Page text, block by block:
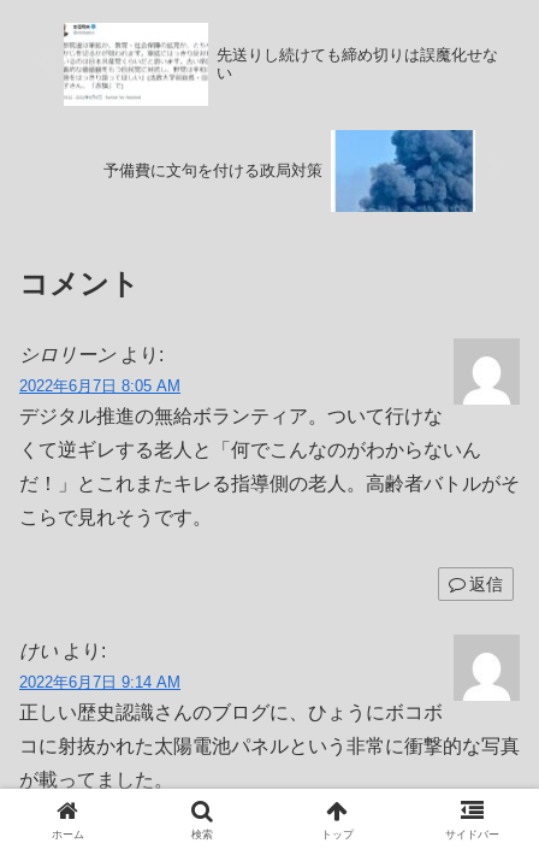
先送りし続けても締め切りは誤魔化せな
い
予備費に文句を付ける政局対策
コメント
シロリーン より:
2022年6月7日 8:05 AM
デジタル推進の無給ボランティア。ついて行けな
くて逆ギレする老人と「何でこんなのがわからないん
だ！」とこれまたキレる指導側の老人。高齢者バトルがそ
こらで見れそうです。
返信
けい より:
2022年6月7日 9:14 AM
正しい歴史認識さんのブログに、ひょうにボコボ
コに射抜かれた太陽電池パネルという非常に衝撃的な写真
が載ってました。
機関砲に蜂の巣にされた装甲板みたいで、もう「ダメだこ
ホーム 検索 トップ サイドバー